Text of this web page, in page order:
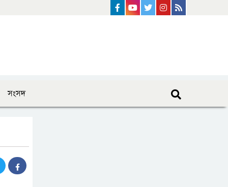
instagram
Twitter
Youtube
Facebook
সংসদ